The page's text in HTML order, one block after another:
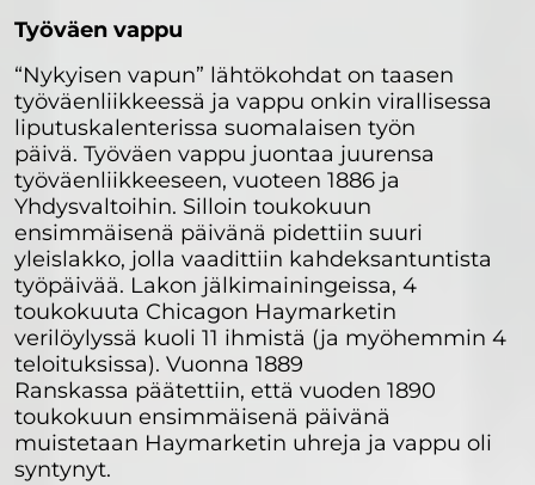
Työväen vappu
“Nykyisen vapun” lähtökohdat on taasen
työväenliikkeessä ja vappu onkin virallisessa
liputuskalenterissa suomalaisen työn
päivä. Työväen vappu juontaa juurensa
työväenliikkeeseen, vuoteen 1886 ja
Yhdysvaltoihin. Silloin toukokuun
ensimmäisenä päivänä pidettiin suuri
yleislakko, jolla vaadittiin kahdeksantuntista
työpäivää. Lakon jälkimainingeissa, 4
toukokuuta Chicagon Haymarketin
verilöylyssä kuoli 11 ihmistä (ja myöhemmin 4
teloituksissa). Vuonna 1889
Ranskassa päätettiin, että vuoden 1890
toukokuun ensimmäisenä päivänä
muistetaan Haymarketin uhreja ja vappu oli
syntynyt.